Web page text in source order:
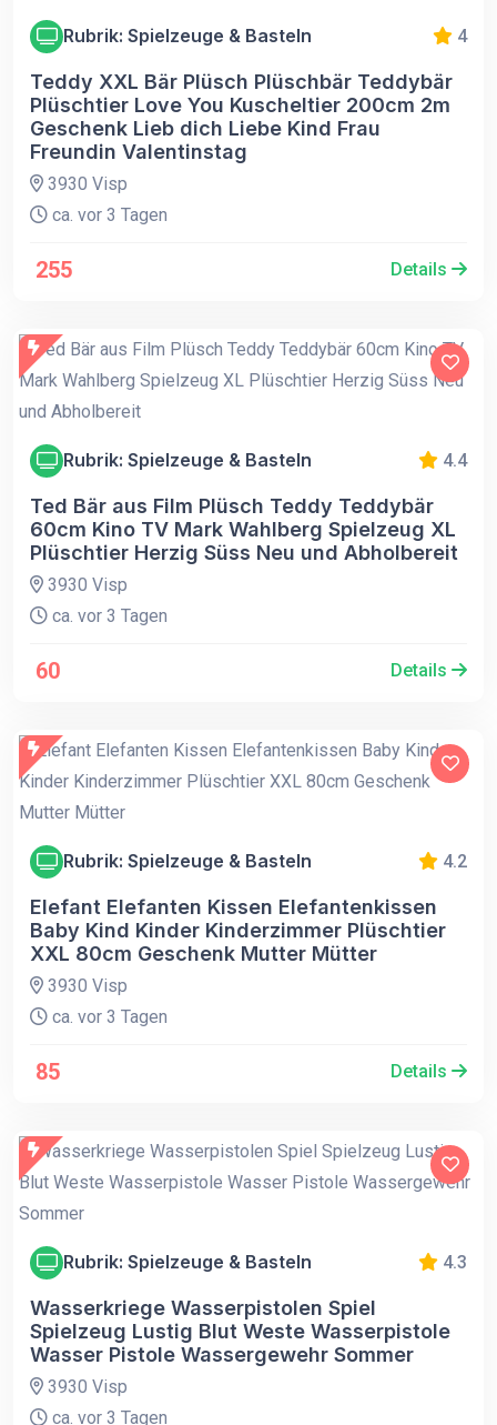
Rubrik: Spielzeuge & Basteln 4
Teddy XXL Bär Plüsch Plüschbär Teddybär
Plüschtier Love You Kuscheltier 200cm 2m
Geschenk Lieb dich Liebe Kind Frau
Freundin Valentinstag
3930 Visp
ca. vor 3 Tagen
255 Details
Rubrik: Spielzeuge & Basteln 4.4
Ted Bär aus Film Plüsch Teddy Teddybär
60cm Kino TV Mark Wahlberg Spielzeug XL
Plüschtier Herzig Süss Neu und Abholbereit
3930 Visp
ca. vor 3 Tagen
60 Details
Rubrik: Spielzeuge & Basteln 4.2
Elefant Elefanten Kissen Elefantenkissen
Baby Kind Kinder Kinderzimmer Plüschtier
XXL 80cm Geschenk Mutter Mütter
3930 Visp
ca. vor 3 Tagen
85 Details
Rubrik: Spielzeuge & Basteln 4.3
Wasserkriege Wasserpistolen Spiel
Spielzeug Lustig Blut Weste Wasserpistole
Wasser Pistole Wassergewehr Sommer
3930 Visp
ca. vor 3 Tagen